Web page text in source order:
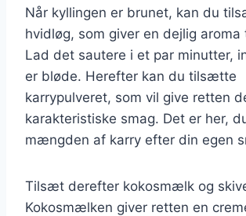
Når kyllingen er brunet, kan du
hvidløg, som giver en dejlig aroma
Lad det sautere i et par minutter,
er bløde. Herefter kan du tilsætte
karrypulveret, som vil give retten
karakteristiske smag. Det er her,
mængden af karry efter din egen
Tilsæt derefter kokosmælk og
Kokosmælken giver retten en